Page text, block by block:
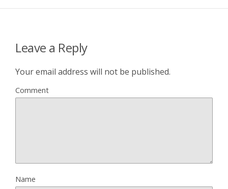
Leave a Reply
Your email address will not be published.
Comment
Name